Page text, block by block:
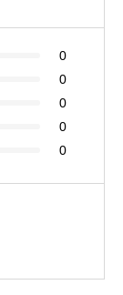
0
0
0
0
0